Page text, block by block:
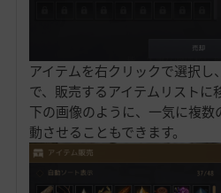
アイテムを右クリックで選択し
で、販売するアイテムリストに
下の画像のように、一気に複数
動させることもできます。